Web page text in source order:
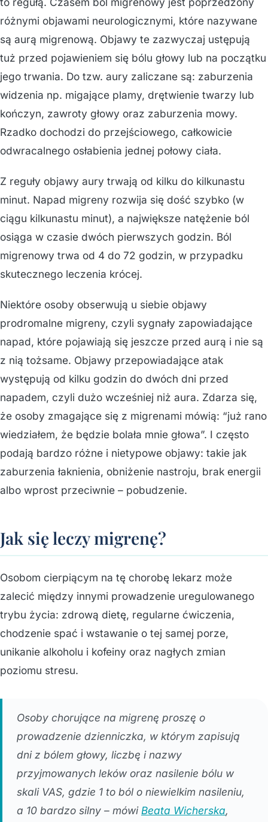
różnymi objawami neurologicznymi, które nazywane
są aurą migrenową. Objawy te zazwyczaj ustępują
tuż przed pojawieniem się bólu głowy lub na początku
jego trwania. Do tzw. aury zaliczane są: zaburzenia
widzenia np. migające plamy, drętwienie twarzy lub
kończyn, zawroty głowy oraz zaburzenia mowy.
Rzadko dochodzi do przejściowego, całkowicie
odwracalnego osłabienia jednej połowy ciała.
Z reguły objawy aury trwają od kilku do kilkunastu
minut. Napad migreny rozwija się dość szybko (w
ciągu kilkunastu minut), a największe natężenie ból
osiąga w czasie dwóch pierwszych godzin. Ból
migrenowy trwa od 4 do 72 godzin, w przypadku
skutecznego leczenia krócej.
Niektóre osoby obserwują u siebie objawy
prodromalne migreny, czyli sygnały zapowiadające
napad, które pojawiają się jeszcze przed aurą i nie są
z nią tożsame. Objawy przepowiadające atak
występują od kilku godzin do dwóch dni przed
napadem, czyli dużo wcześniej niż aura. Zdarza się,
że osoby zmagające się z migrenami mówią: “już rano
wiedziałem, że będzie bolała mnie głowa”. I często
podają bardzo różne i nietypowe objawy: takie jak
zaburzenia łaknienia, obniżenie nastroju, brak energii
albo wprost przeciwnie – pobudzenie.
Jak się leczy migrenę?
Osobom cierpiącym na tę chorobę lekarz może
zalecić między innymi prowadzenie uregulowanego
trybu życia: zdrową dietę, regularne ćwiczenia,
chodzenie spać i wstawanie o tej samej porze,
unikanie alkoholu i kofeiny oraz nagłych zmian
poziomu stresu.
Osoby chorujące na migrenę proszę o
prowadzenie dzienniczka, w którym zapisują
dni z bólem głowy, liczbę i nazwy
przyjmowanych leków oraz nasilenie bólu w
skali VAS, gdzie 1 to ból o niewielkim nasileniu,
a 10 bardzo silny – mówiBeata Wicherska,